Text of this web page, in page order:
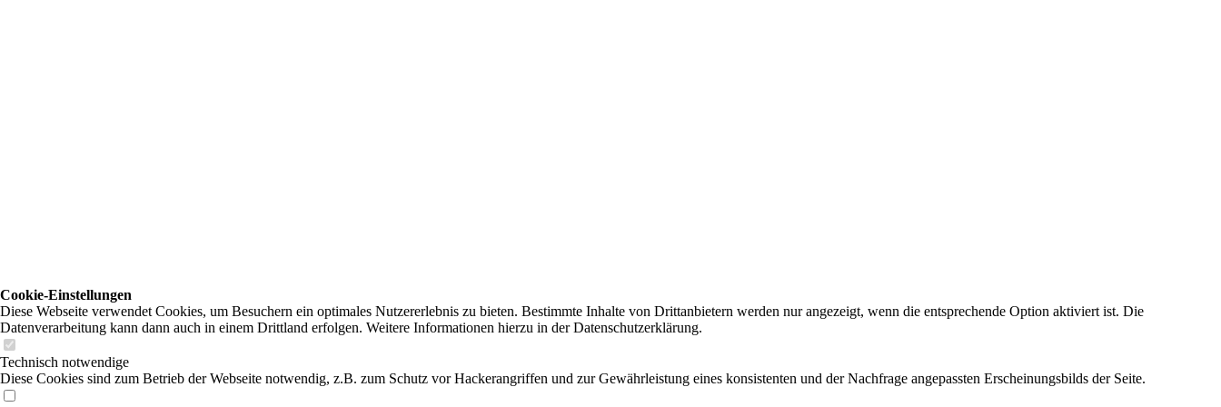
Cookie-Einstellungen
Diese Webseite verwendet Cookies, um Besuchern ein optimales Nutzererlebnis zu bieten. Bestimmte Inhalte von Drittanbietern werden nur angezeigt, wenn die entsprechende Option aktiviert ist. Die
Datenverarbeitung kann dann auch in einem Drittland erfolgen. Weitere Informationen hierzu in der Datenschutzerklärung.
Technisch notwendige
Diese Cookies sind zum Betrieb der Webseite notwendig, z.B. zum Schutz vor Hackerangriffen und zur Gewährleistung eines konsistenten und der Nachfrage angepassten Erscheinungsbilds der Seite.